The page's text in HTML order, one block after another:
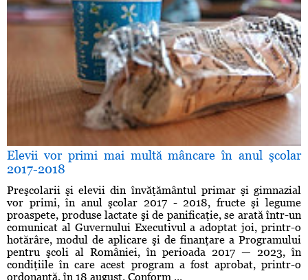
Elevii vor primi mai multă mâncare în anul şcolar
2017-2018
Preşcolarii şi elevii din învăţământul primar şi gimnazial
vor primi, în anul şcolar 2017 - 2018, fructe şi legume
proaspete, produse lactate şi de panificaţie, se arată într-un
comunicat al Guvernului Executivul a adoptat joi, printr-o
hotărâre, modul de aplicare şi de finanţare a Programului
pentru şcoli al României, în perioada 2017 — 2023, în
condiţiile în care acest program a fost aprobat, printr-o
ordonanţă, în 18 august. Conform ...